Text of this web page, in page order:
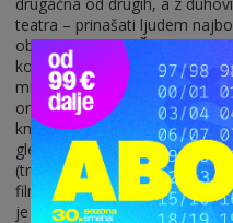
drugačna od drugih, a z
teatra – prinašati ljudem
obraz. PredstavaŽENSKA:
komedija, ni satira, ni
minulem ča-su – je VSE to v
originalnim naslovom Love,
knjižni uspešnici
Ilene
gledališki hit. Napisali sta jo
(trikratna nominiranka za
filmske uspešnice kot so
je Harry srečal Sally, Julie &